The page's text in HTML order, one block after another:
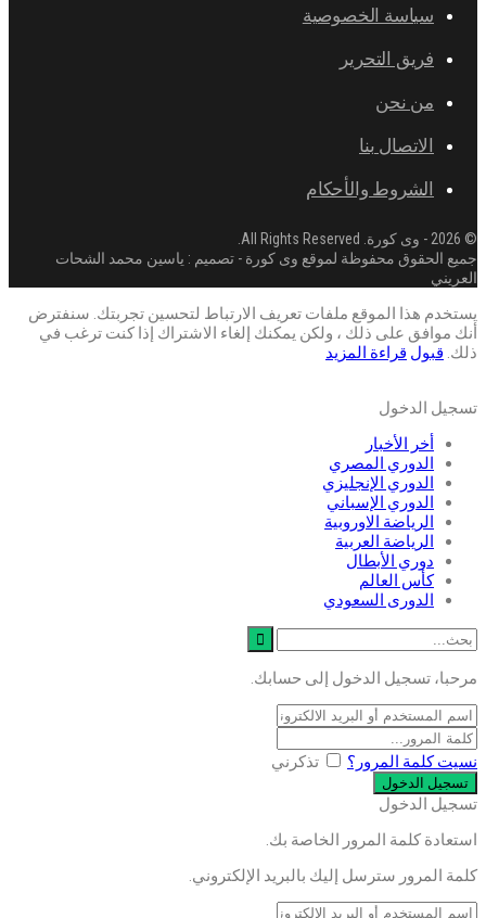
سياسة الخصوصية
فريق التحرير
من نحن
الاتصال بنا
الشروط والأحكام
© 2026 - وى كورة. All Rights Reserved.
جميع الحقوق محفوظة لموقع وى كورة - تصميم : ياسين محمد الشحات
العريني
يستخدم هذا الموقع ملفات تعريف الارتباط لتحسين تجربتك. سنفترض
أنك موافق على ذلك ، ولكن يمكنك إلغاء الاشتراك إذا كنت ترغب في
ذلك.قبول قراءة المزيد
تسجيل الدخول
أخر الأخبار
الدوري المصري
الدوري الإنجليزي
الدوري الإسباني
الرياضة الاوروبية
الرياضة العربية
دوري الأبطال
كأس العالم
الدورى السعودي
مرحبا، تسجيل الدخول إلى حسابك.
نسيت كلمة المرور؟ تذكرني
تسجيل الدخول
استعادة كلمة المرور الخاصة بك.
كلمة المرور سترسل إليك بالبريد الإلكتروني.